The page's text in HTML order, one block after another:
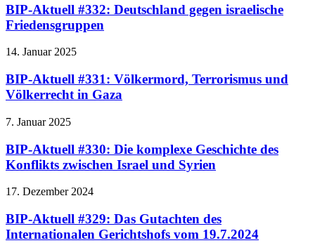
BIP-Aktuell #332: Deutschland gegen israelische
Friedensgruppen
14. Januar 2025
BIP-Aktuell #331: Völkermord, Terrorismus und
Völkerrecht in Gaza
7. Januar 2025
BIP-Aktuell #330: Die komplexe Geschichte des
Konflikts zwischen Israel und Syrien
17. Dezember 2024
BIP-Aktuell #329: Das Gutachten des
Internationalen Gerichtshofs vom 19.7.2024